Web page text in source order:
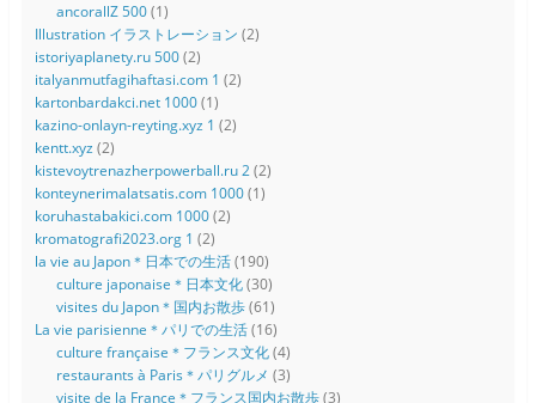
ancorallZ 500(1)
Illustration イラストレーション (2)
istoriyaplanety.ru 500(2)
italyanmutfagihaftasi.com 1 (2)
kartonbardakci.net 1000(1)
kazino-onlayn-reyting.xyz 1 (2)
kentt.xyz (2)
kistevoytrenazherpowerball.ru 2(2)
konteynerimalatsatis.com 1000(1)
koruhastabakici.com 1000(2)
kromatografi2023.org 1 (2)
la vie au Japon＊日本での生活(190)
culture japonaise＊日本文化(30)
visites du Japon＊国内お散歩(61)
La vie parisienne＊パリでの生活(16)
culture française＊フランス文化(4)
restaurants à Paris＊パリグルメ (3)
visite de la France＊フランス国内お散歩(3)